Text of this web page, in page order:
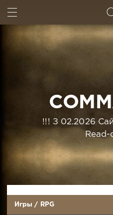
!!! З 02.2026
Read-
Игры / RPG